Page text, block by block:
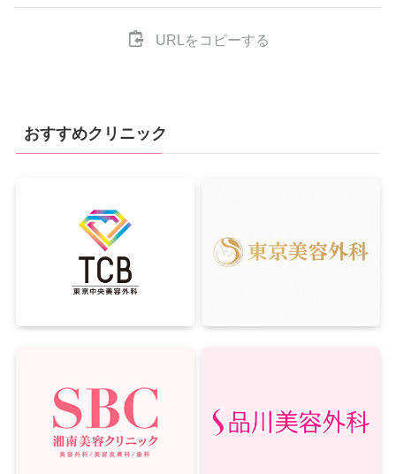
URLをコピーする
おすすめクリニック